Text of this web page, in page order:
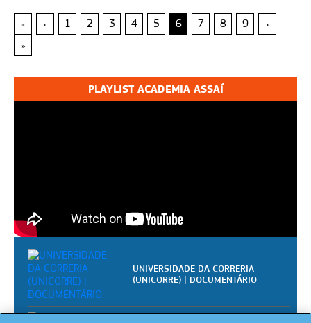
« ‹ 1 2 3 4 5 6 7 8 9
›
»
PLAYLIST ACADEMIA ASSAÍ
UNIVERSIDADE DA CORRERIA
(UNICORRE) | DOCUMENTÁRIO